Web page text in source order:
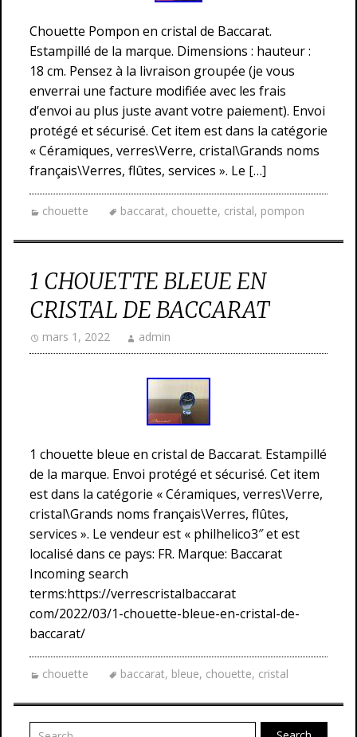
Chouette Pompon en cristal de Baccarat.
Estampillé de la marque. Dimensions : hauteur :
18 cm. Pensez à la livraison groupée (je vous
enverrai une facture modifiée avec les frais
d’envoi au plus juste avant votre paiement). Envoi
protégé et sécurisé. Cet item est dans la catégorie
« Céramiques, verres\Verre, cristal\Grands noms
français\Verres, flûtes, services ». Le […]
chouette baccarat, chouette, cristal, pompon
1 CHOUETTE BLEUE EN
CRISTAL DE BACCARAT
mars 1, 2022 admin
1 chouette bleue en cristal de Baccarat. Estampillé
de la marque. Envoi protégé et sécurisé. Cet item
est dans la catégorie « Céramiques, verres\Verre,
cristal\Grands noms français\Verres, flûtes,
services ». Le vendeur est « philhelico3″ et est
localisé dans ce pays: FR. Marque: Baccarat
Incoming search
terms:https://verrescristalbaccarat
com/2022/03/1-chouette-bleue-en-cristal-de-
baccarat/
chouette baccarat, bleue, chouette, cristal